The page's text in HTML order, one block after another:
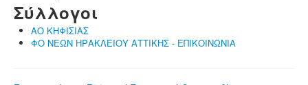
Σύλλογοι
ΑΟ ΚΗΦΙΣΙΑΣ
ΦΟ ΝΕΩΝ ΗΡΑΚΛΕΙΟΥ ΑΤΤΙΚΗΣ - ΕΠΙΚΟΙΝΩΝΙΑ